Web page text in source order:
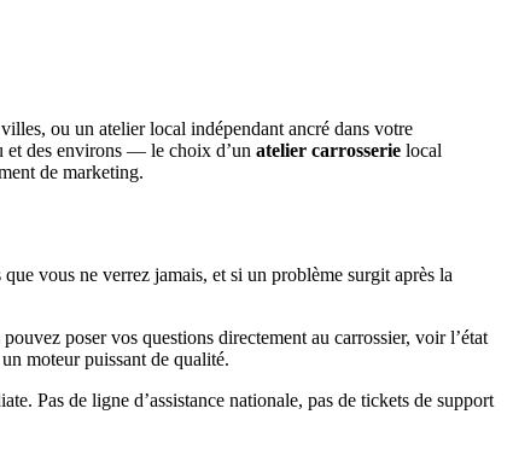
ou un atelier local indépendant ancré dans votre
et des environs — le choix d’un atelier carrosserie local
de marketing.
vous ne verrez jamais, et si un problème surgit après la
poser vos questions directement au carrossier, voir l’état
moteur puissant de qualité.
Pas de ligne d’assistance nationale, pas de tickets de support